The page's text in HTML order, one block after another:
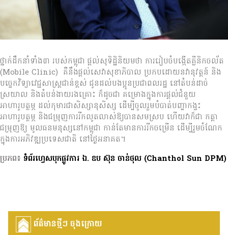
ថ្នាក់ដឹកនាំទាំង៣​ របស់កម្ពុជា ផ្តល់សុទិដ្ឋិនិយមថា ការរៀបចំបង្កើតគ្លីនិកចល័ត
(Mobile Clinic) គឺនឹងផ្តល់សេវាសុខាភិបាល ប្រកបដោយនវានុវត្តន៍ និង
បច្ចេកវិទ្យាវេជ្ជសាស្រ្តជាន់ខ្ពស់ ជូនដល់បងប្អូនប្រជាពលរដ្ឋ នៅតំបន់ដាច់
ស្រយាល និងតំបន់ងាយរងគ្រោះ ក៏ដូចជា គម្រោងក្នុងការផ្តល់ជំនួយ
អាហារូបត្ថម្ភ ដល់កុមារជាសិស្សានុសិស្ស ដើម្បីចូលរួមបំបាត់បញ្ហាកង្វះ
អាហារូបត្ថម្ភ និងជម្រុញការរីកលូតលាស់ឱ្យបានសមស្រប ហើយវាក៏ជា កត្តា
ជម្រុញឱ្យ មូលធនមនុស្សនៅកម្ពុជា កាន់តែមានការរីកចម្រើន ដើម្បីរួមចំណែក
ក្នុងការអភិវឌ្ឍប្រទេសជាតិ នៅថ្ងៃអនាគត។
ប្រភព៖ ទំព័រហ្វេសបុកផ្លូវការ ឯ. ឧប ស៊ុន ចាន់ថុល (Chanthol Sun DPM)
ព័ត៌មានថ្មីៗ ចុងក្រោយ